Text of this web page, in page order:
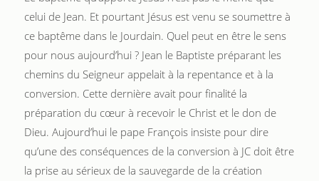
celui de Jean. Et pourtant Jésus est venu se soumettre à
ce baptême dans le Jourdain. Quel peut en être le sens
pour nous aujourd’hui ? Jean le Baptiste préparant les
chemins du Seigneur appelait à la repentance et à la
conversion. Cette dernière avait pour finalité la
préparation du cœur à recevoir le Christ et le don de
Dieu. Aujourd’hui le pape François insiste pour dire
qu’une des conséquences de la conversion à JC doit être
la prise au sérieux de la sauvegarde de la création